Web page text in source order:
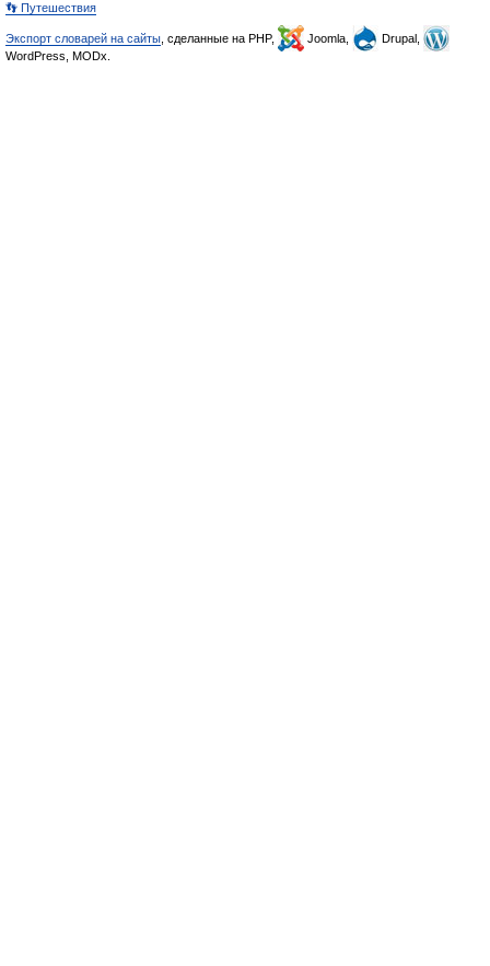
👣 Путешествия
Экспорт словарей на сайты , сделанные на PHP, Joomla,
Drupal,
WordPress, MODx.